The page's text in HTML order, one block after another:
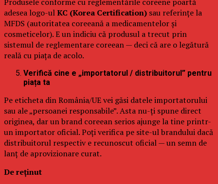
adesea logo-ulKC (Korea Certification) sau referințe la
MFDS (autoritatea coreeană a medicamentelor și
cosmeticelor). E un indiciu că produsul a trecut prin
sistemul de reglementare coreean — deci că are o legătură
reală cu piața de acolo.
Verifică cine e „importatorul / distribuitorul” pentru
piața ta
Pe eticheta din România/UE vei găsi datele importatorului
sau ale „persoanei responsabile”. Asta nu-ți spune direct
originea, dar un brand coreean serios ajunge la tine printr-
un importator oficial. Poți verifica pe site-ul brandului dacă
distribuitorul respectiv e recunoscut oficial — un semn de
lanț de aprovizionare curat.
De reținut